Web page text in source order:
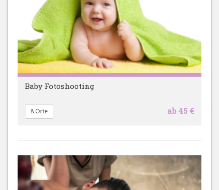
Baby Fotoshooting
ab 45 €
8 Orte